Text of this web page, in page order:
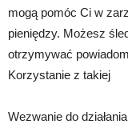
mogą pomóc Ci w
pieniędzy. Możesz
otrzymywać
Korzystanie z takiej
Wezwanie do